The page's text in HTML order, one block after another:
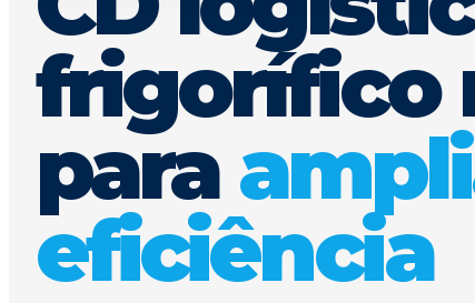
frigorífico
para
eficiência